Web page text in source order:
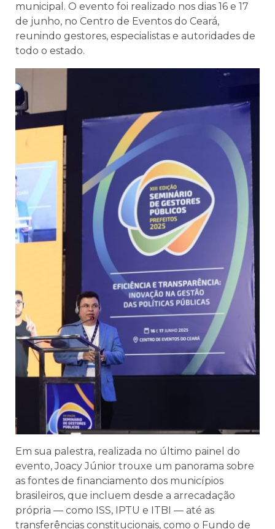
municipal. O evento foi realizado nos dias 16 e 17
de junho, no Centro de Eventos do Ceará,
reunindo gestores, especialistas e autoridades de
todo o estado.
Em sua palestra, realizada no último painel do
evento, Joacy Júnior trouxe um panorama sobre
as fontes de financiamento dos municípios
brasileiros, que incluem desde a arrecadação
própria — como ISS, IPTU e ITBI — até as
transferências constitucionais, como o Fundo de